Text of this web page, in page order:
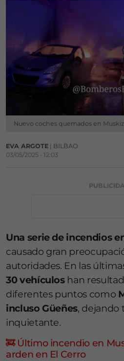
Nuevo coches quemados en
EVA ARGOTE | BILBAO
03/05/2025 • 12:03
Una serie de incendios
causado gran
autoridades. En las
30 vehículoshan
diferentes puntos como
incluso Güeñes, dejando
inquietante.
🚒 Último incendio en
arden en El Cerro